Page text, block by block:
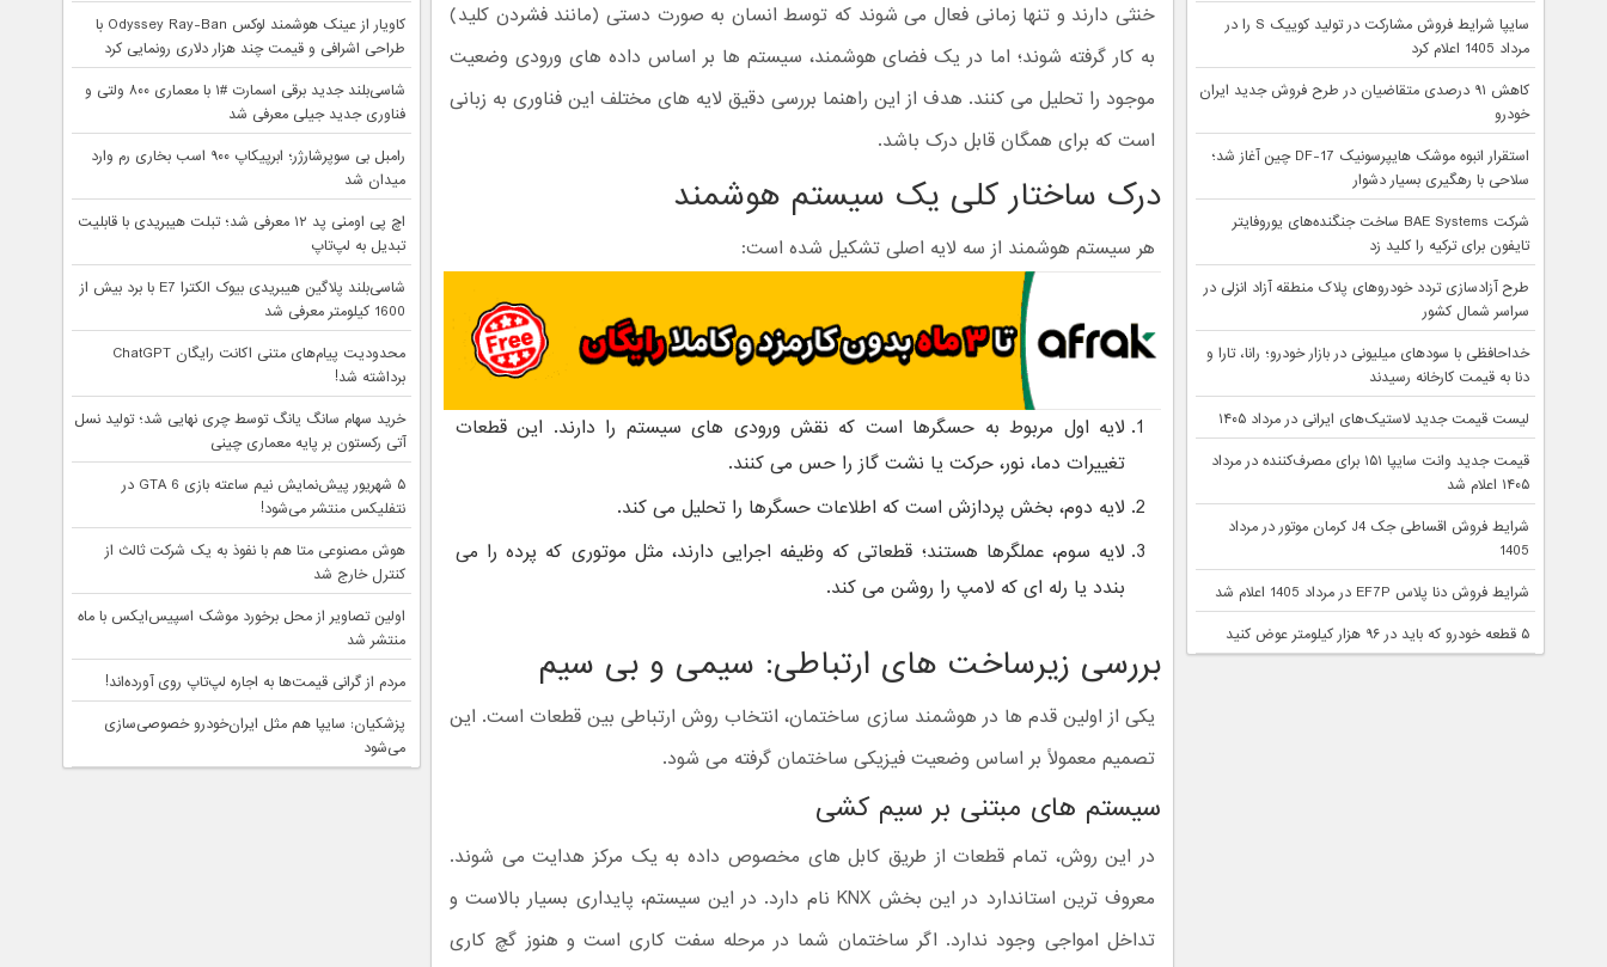
خنثی دارند و تنها زمانی فعال می‌ شوند که توسط انسان به صورت دستی (مانند فشردن کلید)
به کار گرفته شوند؛ اما در یک فضای هوشمند، سیستم ها بر اساس داده های ورودی وضعیت
موجود را تحلیل می کنند. هدف از این راهنما بررسی دقیق لایه‌ های مختلف این فناوری به زبانی
است که برای همگان قابل درک باشد.
درک ساختار کلی یک سیستم هوشمند
هر سیستم هوشمند از سه لایه اصلی تشکیل شده است:
لایه اول مربوط به حسگرها است که نقش ورودی های سیستم را دارند. این قطعات
تغییرات دما، نور، حرکت یا نشت گاز را حس می کنند.
لایه دوم، بخش پردازش است که اطلاعات حسگرها را تحلیل می کند.
لایه سوم، عملگرها هستند؛ قطعاتی که وظیفه اجرایی دارند، مثل موتوری که پرده را می
بندد یا رله ای که لامپ را روشن می کند.
بررسی زیرساخت های ارتباطی: سیمی و بی سیم
یکی از اولین قدم ها در هوشمند سازی ساختمان، انتخاب روش ارتباطی بین قطعات است. این
تصمیم معمولاً بر اساس وضعیت فیزیکی ساختمان گرفته می شود.
سیستم های مبتنی بر سیم کشی
در این روش، تمام قطعات از طریق کابل های مخصوص داده به یک مرکز هدایت می شوند.
معروف ترین استاندارد در این بخش KNX نام دارد. در این سیستم، پایداری بسیار بالاست و
تداخل امواجی وجود ندارد. اگر ساختمان شما در مرحله سفت کاری است و هنوز گچ کاری
سایپا شرایط فروش مشارکت در تولید کوییک S را در
مرداد 1405 اعلام کرد
کاهش ۹۱ درصدی متقاضیان در طرح فروش جدید ایران
خودرو
استقرار انبوه موشک هایپرسونیک DF-17 چین آغاز شد؛
سلاحی با رهگیری بسیار دشوار
شرکت BAE Systems ساخت جنگنده‌های یوروفایتر
تایفون برای ترکیه را کلید زد
طرح آزادسازی تردد خودروهای پلاک منطقه آزاد انزلی در
سراسر شمال کشور
خداحافظی با سودهای میلیونی در بازار خودرو؛ رانا، تارا و
دنا به قیمت کارخانه رسیدند
لیست قیمت جدید لاستیک‌های ایرانی در مرداد ۱۴۰۵
قیمت جدید وانت سایپا ۱۵۱ برای مصرف‌کننده در مرداد
۱۴۰۵ اعلام شد
شرایط فروش اقساطی جک J4 کرمان موتور در مرداد
1405
شرایط فروش دنا پلاس EF7P در مرداد 1405 اعلام شد
۵ قطعه خودرو که باید در ۹۶ هزار کیلومتر عوض کنید
کاویار از عینک هوشمند لوکس Odyssey Ray-Ban با
طراحی اشرافی و قیمت چند هزار دلاری رونمایی کرد
شاسی‌بلند جدید برقی اسمارت #۱ با معماری ۸۰۰ ولتی و
فناوری جدید جیلی معرفی شد
رامبل بی سوپرشارژر؛ ابرپیکاپ ۹۰۰ اسب بخاری رم وارد
میدان شد
اچ پی اومنی پد ۱۲ معرفی شد؛ تبلت هیبریدی با قابلیت
تبدیل به لپ‌تاپ
شاسی‌بلند پلاگین هیبریدی بیوک الکترا E7 با برد بیش از
1600 کیلومتر معرفی شد
محدودیت پیام‌های متنی اکانت رایگان ChatGPT
برداشته شد!
خرید سهام سانگ‌ یانگ توسط چری نهایی شد؛ تولید نسل
آتی رکستون بر پایه معماری چینی
۵ شهریور پیش‌نمایش نیم ساعته بازی GTA 6 در
نتفلیکس منتشر می‌شود!
هوش مصنوعی متا هم با نفوذ به یک شرکت ثالث از
کنترل خارج شد
اولین تصاویر از محل برخورد موشک اسپیس‌ایکس با ماه
منتشر شد
مردم از گرانی قیمت‌ها به اجاره لپ‌تاپ روی آورده‌اند!
پزشکیان: سایپا هم مثل ایران‌خودرو خصوصی‌سازی
می‌شود